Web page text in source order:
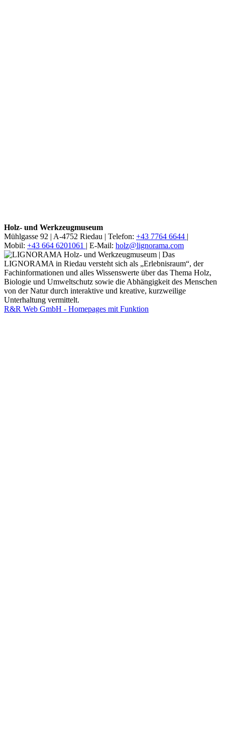
Holz- und Werkzeugmuseum
Mühlgasse 92 | A-4752 Riedau | Telefon: +43 7764 6644 |
Mobil: +43 664 6201061 | E-Mail: holz@lignorama.com
R&R Web GmbH - Homepages mit Funktion